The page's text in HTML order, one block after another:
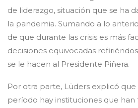
de liderazgo, situación que se ha
la pandemia. Sumando a lo
de que durante las crisis es más
decisiones equivocadas
se le hacen al Presidente Piñera.
Por otra parte, Lüders explicó
período hay instituciones que han